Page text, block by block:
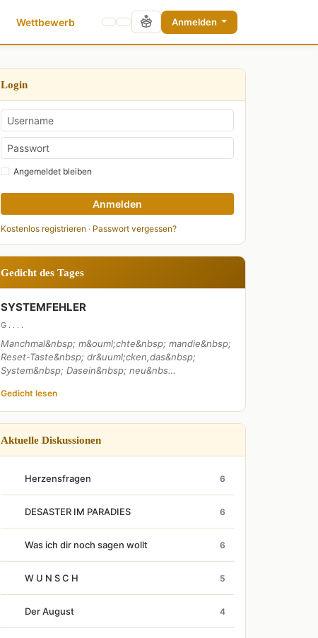
Wettbewerb Anmelden
Login
Angemeldet bleiben
Anmelden
Kostenlos registrieren · Passwort vergessen?
Gedicht des Tages
SYSTEMFEHLER
G . . . .
Manchmal&nbsp; m&ouml;chte&nbsp; mandie&nbsp;
Reset-Taste&nbsp; dr&uuml;cken,das&nbsp;
System&nbsp; Dasein&nbsp; neu&nbs…
Gedicht lesen
Aktuelle Diskussionen
Herzensfragen 6
DESASTER IM PARADIES 6
Was ich dir noch sagen wollt 6
W U N S C H 5
Der August 4